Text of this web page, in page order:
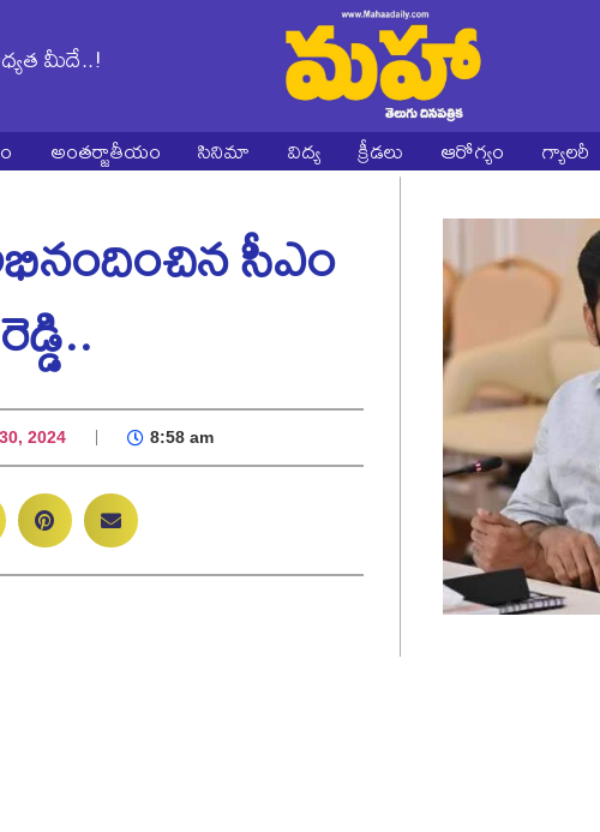
మీదే..!
అంతర్జాతీయం సినిమా విద్య క్రీడలు ఆరోగ్యం గ్యాలరీ
అభినందించిన సీఎం
2024 8:58 am